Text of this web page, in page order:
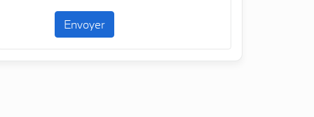
Envoyer